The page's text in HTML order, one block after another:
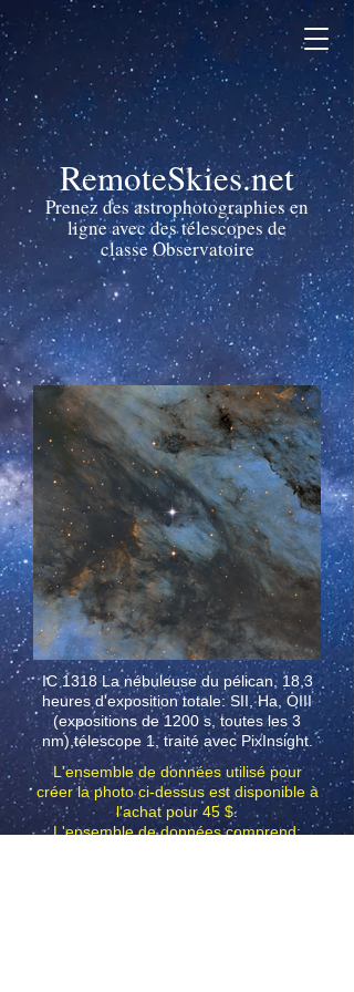
RemoteSkies.net
Prenez des astrophotographies en
ligne avec des télescopes de
classe Observatoire
IC 1318 La nébuleuse du pélican, 18,3
heures d'exposition totale: SII, Ha, OIII
(expositions de 1200 s, toutes les 3
nm),télescope 1, traité avec PixInsight.
L'ensemble de données utilisé pour
créer la photo ci-dessus est disponible à
l'achat pour 45 $.
L'ensemble de données comprend: